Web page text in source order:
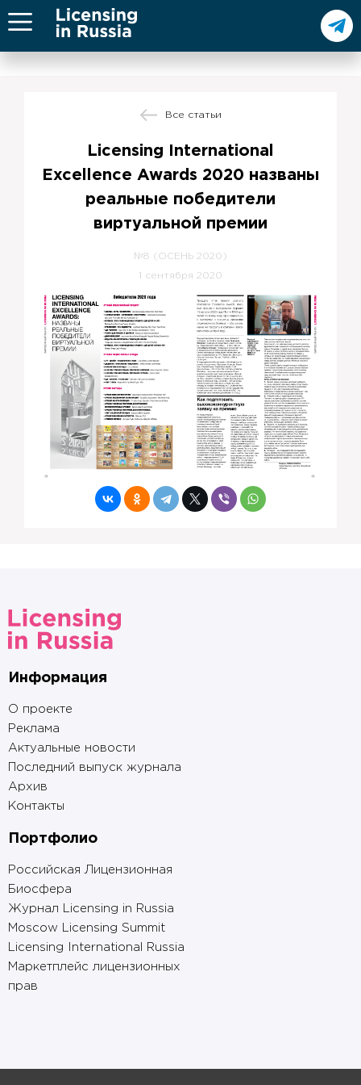
Все статьи
Licensing International
Excellence Awards 2020 названы
реальные победители
виртуальной премии
№8 (ОСЕНЬ 2020)
1 сентября 2020
Информация
О проекте
Реклама
Актуальные новости
Последний выпуск журнала
Архив
Контакты
Портфолио
Российская Лицензионная
Биосфера
Журнал Licensing in Russia
Moscow Licensing Summit
Licensing International Russia
Маркетплейс лицензионных
прав